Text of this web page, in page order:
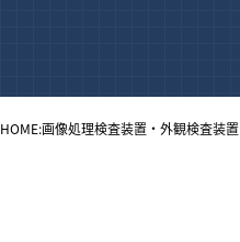
HOME:画像処理検査装置・外観検査装置